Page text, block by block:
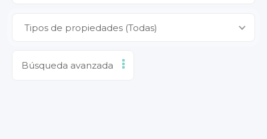
Tipos de propiedades (Todas)
Búsqueda avanzada